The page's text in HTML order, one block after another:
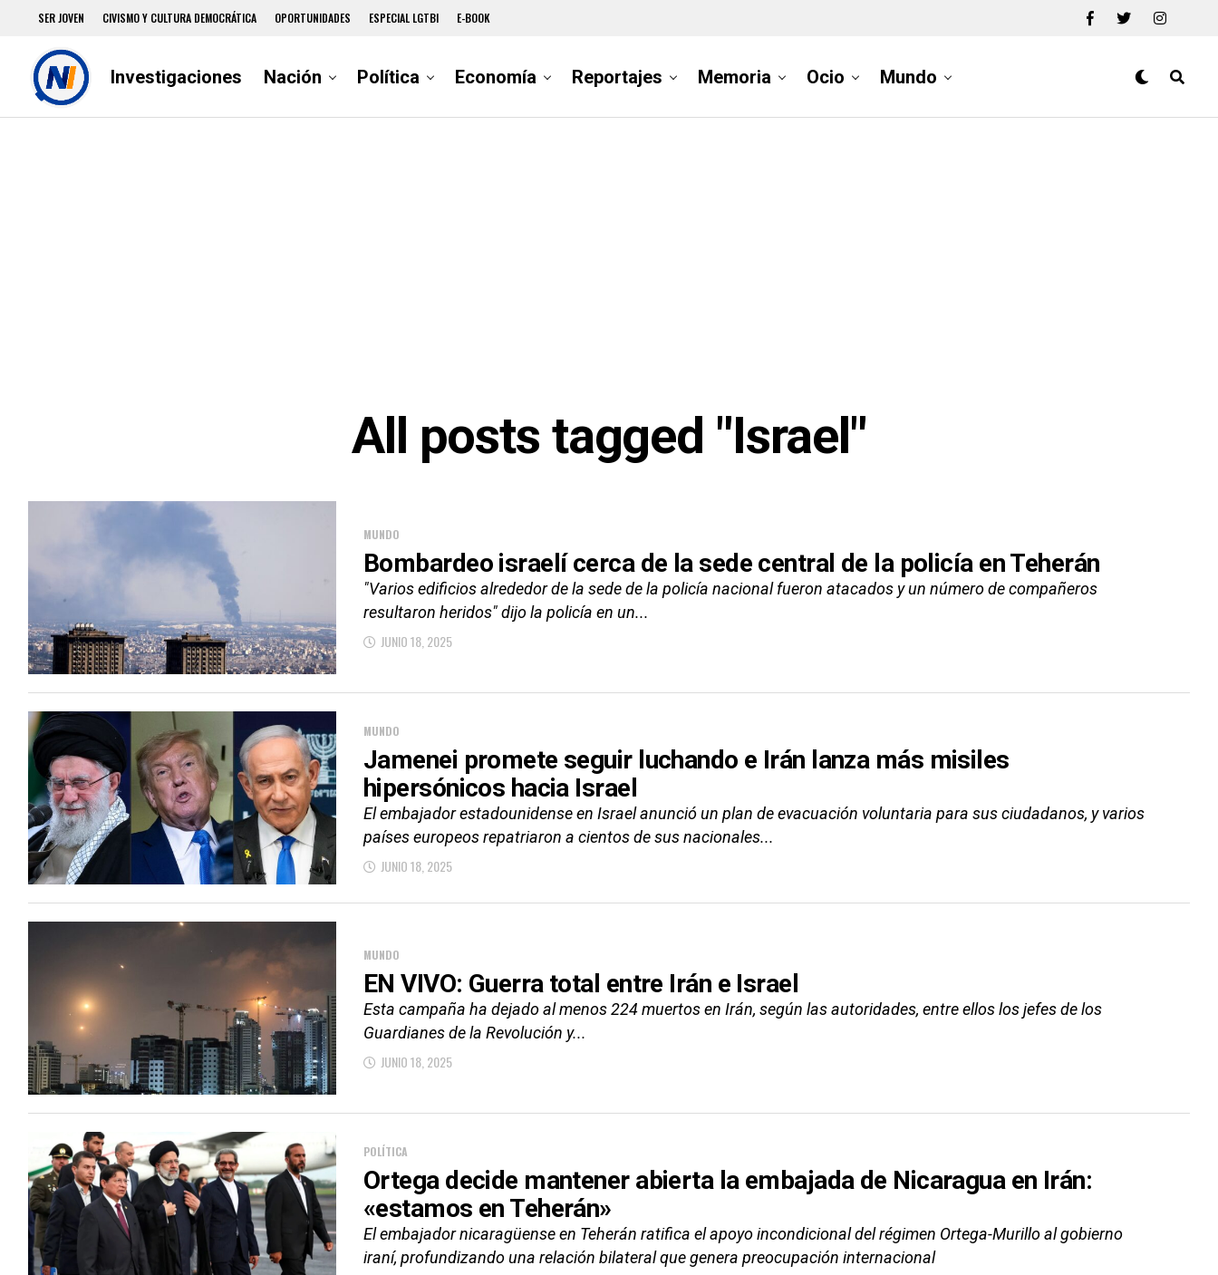
SER JOVEN CIVISMO Y CULTURA DEMOCRÁTICA OPORTUNIDADES ESPECIAL LGTBI E-BOOK
Investigaciones Nación Política Economía Reportajes Memoria Ocio Mundo
All posts tagged "Israel"
MUNDO
Bombardeo israelí cerca de la sede central de la policía en Teherán
"Varios edificios alrededor de la sede de la policía nacional fueron atacados y un número de compañeros
resultaron heridos" dijo la policía en un...
JUNIO 18, 2025
MUNDO
Jamenei promete seguir luchando e Irán lanza más misiles
hipersónicos hacia Israel
El embajador estadounidense en Israel anunció un plan de evacuación voluntaria para sus ciudadanos, y varios
países europeos repatriaron a cientos de sus nacionales...
JUNIO 18, 2025
MUNDO
EN VIVO: Guerra total entre Irán e Israel
Esta campaña ha dejado al menos 224 muertos en Irán, según las autoridades, entre ellos los jefes de los
Guardianes de la Revolución y...
JUNIO 18, 2025
POLÍTICA
Ortega decide mantener abierta la embajada de Nicaragua en Irán:
«estamos en Teherán»
El embajador nicaragüense en Teherán ratifica el apoyo incondicional del régimen Ortega-Murillo al gobierno
iraní, profundizando una relación bilateral que genera preocupación internacional